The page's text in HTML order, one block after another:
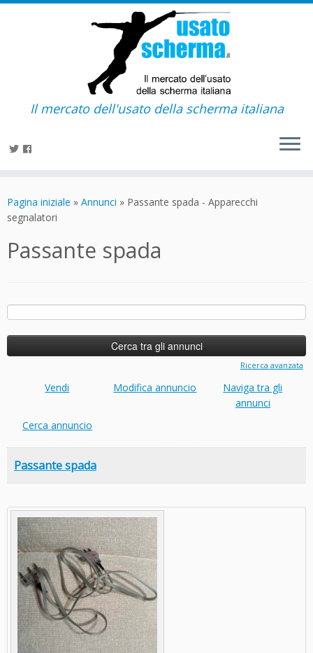
contenuto
Il mercato dell'usato della scherma italiana
Pagina iniziale » Annunci » Passante spada - Apparecchi
segnalatori
Passante spada
Ricerca
Ricerca avanzata
Vendi Modifica annuncio
Naviga tra gli
annunci
Cerca annuncio
Passante spada